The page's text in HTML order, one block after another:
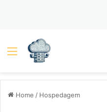
Menu
Home / Hospedagem